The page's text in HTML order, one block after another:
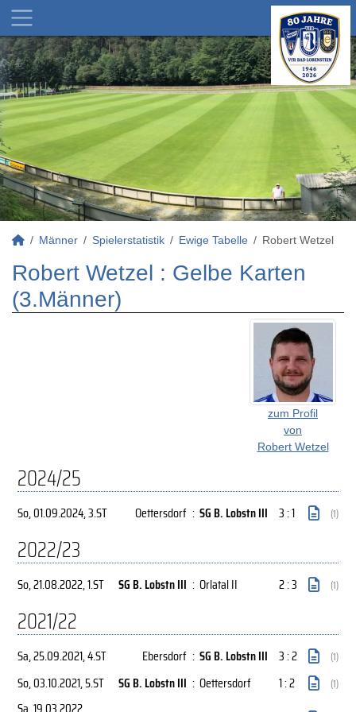
Männer Spielerstatistik Ewige Tabelle Robert Wetzel
Robert Wetzel : Gelbe Karten
(3.Männer)
zum Profil
von
Robert Wetzel
2024/25
So, 01.09.2024, 3.ST Oettersdorf : SG B. Lobstn III 3 : 1 (1)
2022/23
So, 21.08.2022, 1.ST SG B. Lobstn III : Orlatal II 2 : 3 (1)
2021/22
Sa, 25.09.2021, 4.ST Ebersdorf : SG B. Lobstn III 3 : 2 (1)
So, 03.10.2021, 5.ST SG B. Lobstn III : Oettersdorf 1 : 2 (1)